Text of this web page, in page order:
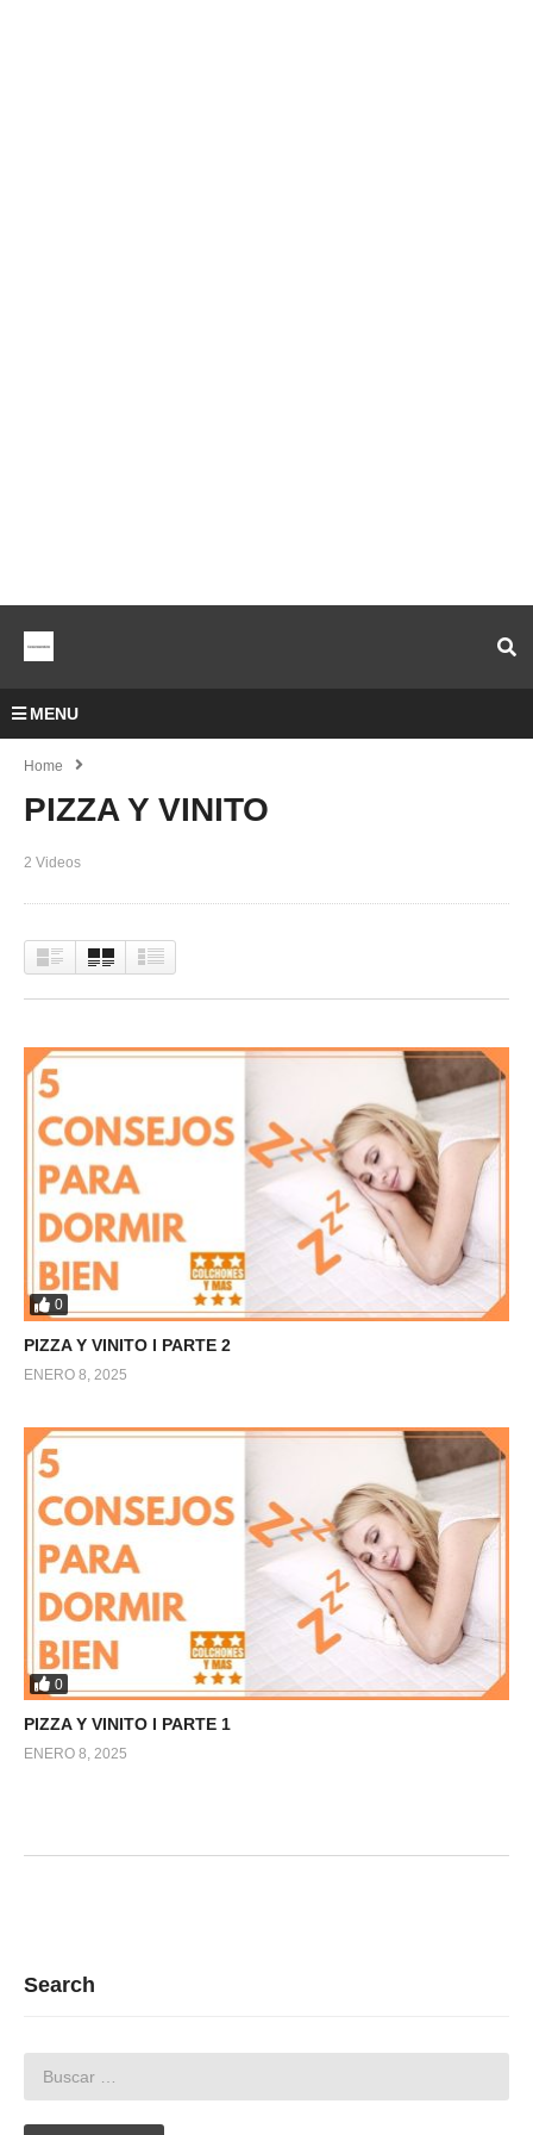
MENU
Home
PIZZA Y VINITO
2 Videos
0
PIZZA Y VINITO l PARTE 2
ENERO 8, 2025
0
PIZZA Y VINITO l PARTE 1
ENERO 8, 2025
Search